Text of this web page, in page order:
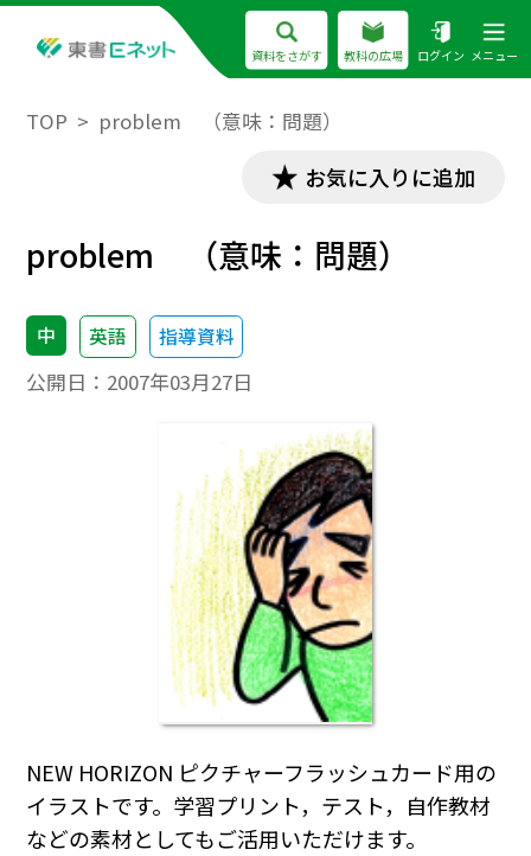
資料をさがす 教科の広場 ログイン メニュー
TOP problem （意味：問題）
お気に入りに追加
problem （意味：問題）
中 英語 指導資料
公開日： 2007年03月27日
NEW HORIZON ピクチャーフラッシュカード用の
イラストです。学習プリント，テスト，自作教材
などの素材としてもご活用いただけます。